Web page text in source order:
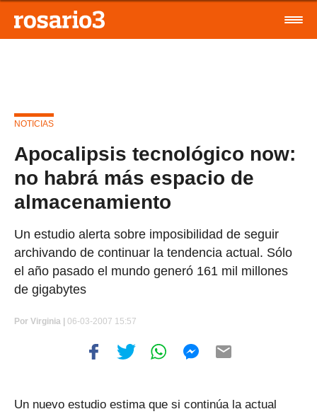
NOTICIAS
Apocalipsis tecnológico now:
no habrá más espacio de
almacenamiento
Un estudio alerta sobre imposibilidad de seguir
archivando de continuar la tendencia actual. Sólo
el año pasado el mundo generó 161 mil millones
de gigabytes
Por Virginia | 06-03-2007 15:57
Un nuevo estudio estima que si continúa la actual